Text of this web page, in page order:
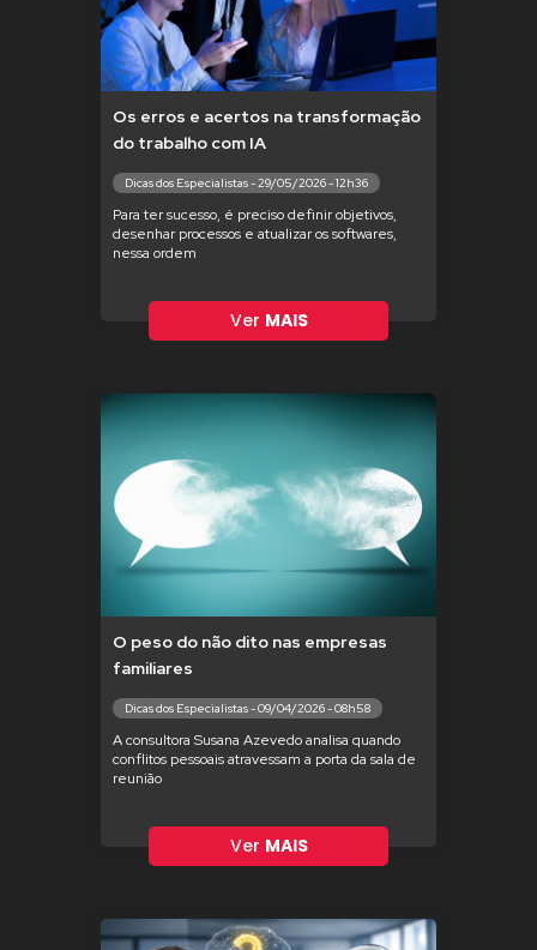
Os erros e acertos na transformação
do trabalho com IA
Dicas dos Especialistas - 29/05/2026 - 12h36
Para ter sucesso, é preciso definir objetivos,
desenhar processos e atualizar os softwares,
nessa ordem
Ver MAIS
O peso do não dito nas empresas
familiares
Dicas dos Especialistas - 09/04/2026 - 08h58
A consultora Susana Azevedo analisa quando
conflitos pessoais atravessam a porta da sala de
reunião
Ver MAIS